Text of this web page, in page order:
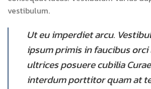
vestibulum.
Ut eu imperdiet arcu.
ipsum primis in faucibus
ultrices posuere cubilia
interdum porttitor quam at